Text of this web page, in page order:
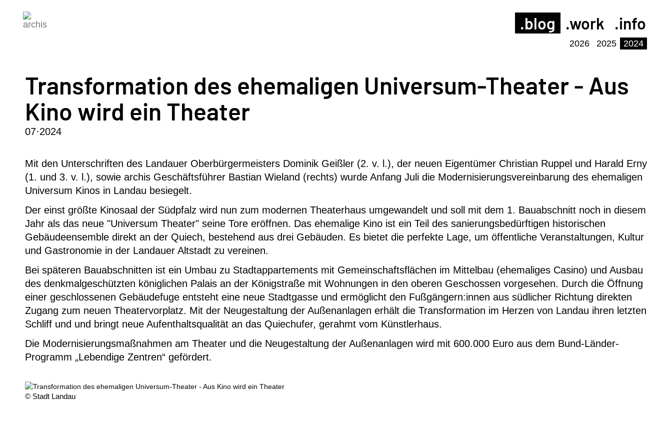
.blog .work .info
2026 2025 2024
Transformation des ehemaligen Universum-Theater - Aus
Kino wird ein Theater
07·2024
Mit den Unterschriften des Landauer Oberbürgermeisters Dominik Geißler (2. v. l.), der neuen Eigentümer Christian Ruppel und Harald Erny
(1. und 3. v. l.), sowie archis Geschäftsführer Bastian Wieland (rechts) wurde Anfang Juli die Modernisierungsvereinbarung des ehemaligen
Universum Kinos in Landau besiegelt.
Der einst größte Kinosaal der Südpfalz wird nun zum modernen Theaterhaus umgewandelt und soll mit dem 1. Bauabschnitt noch in diesem
Jahr als das neue "Universum Theater" seine Tore eröffnen. Das ehemalige Kino ist ein Teil des sanierungsbedürftigen historischen
Gebäudeensemble direkt an der Quiech, bestehend aus drei Gebäuden. Es bietet die perfekte Lage, um öffentliche Veranstaltungen, Kultur
und Gastronomie in der Landauer Altstadt zu vereinen.
Bei späteren Bauabschnitten ist ein Umbau zu Stadtappartements mit Gemeinschaftsflächen im Mittelbau (ehemaliges Casino) und Ausbau
des denkmalgeschützten königlichen Palais an der Königstraße mit Wohnungen in den oberen Geschossen vorgesehen. Durch die Öffnung
einer geschlossenen Gebäudefuge entsteht eine neue Stadtgasse und ermöglicht den Fußgängern:innen aus südlicher Richtung direkten
Zugang zum neuen Theatervorplatz. Mit der Neugestaltung der Außenanlagen erhält die Transformation im Herzen von Landau ihren letzten
Schliff und und bringt neue Aufenthaltsqualität an das Quiechufer, gerahmt vom Künstlerhaus.
Die Modernisierungsmaßnahmen am Theater und die Neugestaltung der Außenanlagen wird mit 600.000 Euro aus dem Bund-Länder-
Programm „Lebendige Zentren“ gefördert.
© Stadt Landau